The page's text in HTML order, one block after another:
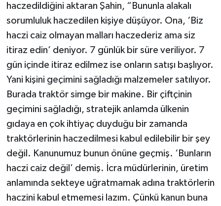
haczedildiğini aktaran Şahin, “Bununla alakalı
sorumluluk haczedilen kişiye düşüyor. Ona, ‘Biz
haczi caiz olmayan malları haczederiz ama siz
itiraz edin’ deniyor. 7 günlük bir süre veriliyor. 7
gün içinde itiraz edilmez ise onların satışı başlıyor.
Yani kişini geçimini sağladığı malzemeler satılıyor.
Burada traktör simge bir makine. Bir çiftçinin
geçimini sağladığı, stratejik anlamda ülkenin
gıdaya en çok ihtiyaç duyduğu bir zamanda
traktörlerinin haczedilmesi kabul edilebilir bir şey
değil. Kanunumuz bunun önüne geçmiş. ‘Bunların
haczi caiz değil’ demiş. İcra müdürlerinin, üretim
anlamında sekteye uğratmamak adına traktörlerin
haczini kabul etmemesi lazım. Çünkü kanun buna